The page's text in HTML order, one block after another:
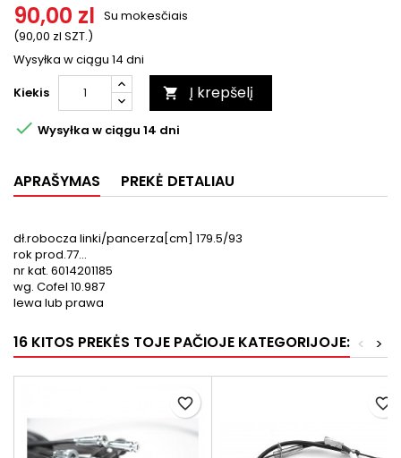
90,00 zl
(90,00 zl SZT.)
Su mokesčiais
Wysyłka w ciągu 14 dni
Kiekis
 Į krepšelį
 Wysyłka w ciągu 14 dni
APRAŠYMAS PREKĖ DETALIAU
dł.robocza linki/pancerza[cm] 179.5/93
rok prod.77...
nr kat. 6014201185
wg. Cofel 10.987
lewa lub prawa
16 KITOS PREKĖS TOJE PAČIOJE KATEGORIJOJE: >
<
favorite_border favorite_border